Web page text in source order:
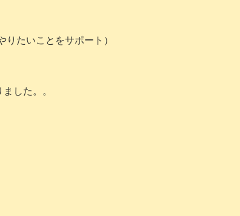
たいことをサポート）
した。。